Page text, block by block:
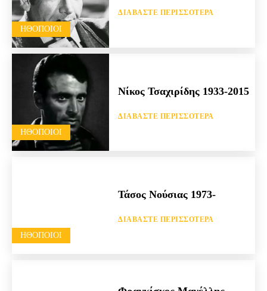
HΘΟΠΟΙΟΊ
ΔΙΑΒΆΣΤΕ ΠΕΡΙΣΣΌΤΕΡΑ
HΘΟΠΟΙΟΊ
Νίκος Τσαχιρίδης 1933-2015
ΔΙΑΒΆΣΤΕ ΠΕΡΙΣΣΌΤΕΡΑ
HΘΟΠΟΙΟΊ
Τάσος Νούσιας 1973-
ΔΙΑΒΆΣΤΕ ΠΕΡΙΣΣΌΤΕΡΑ